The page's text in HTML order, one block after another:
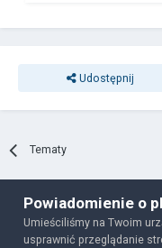
Udostępnij
Tematy
Polityka
Powiadomienie o
Umieściliśmy na Twoim
usprawnić przeglądanie